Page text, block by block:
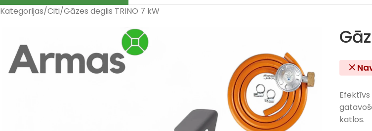
Kategorijas Citi Gāzes deglis TRINO 7 kW
katlos.